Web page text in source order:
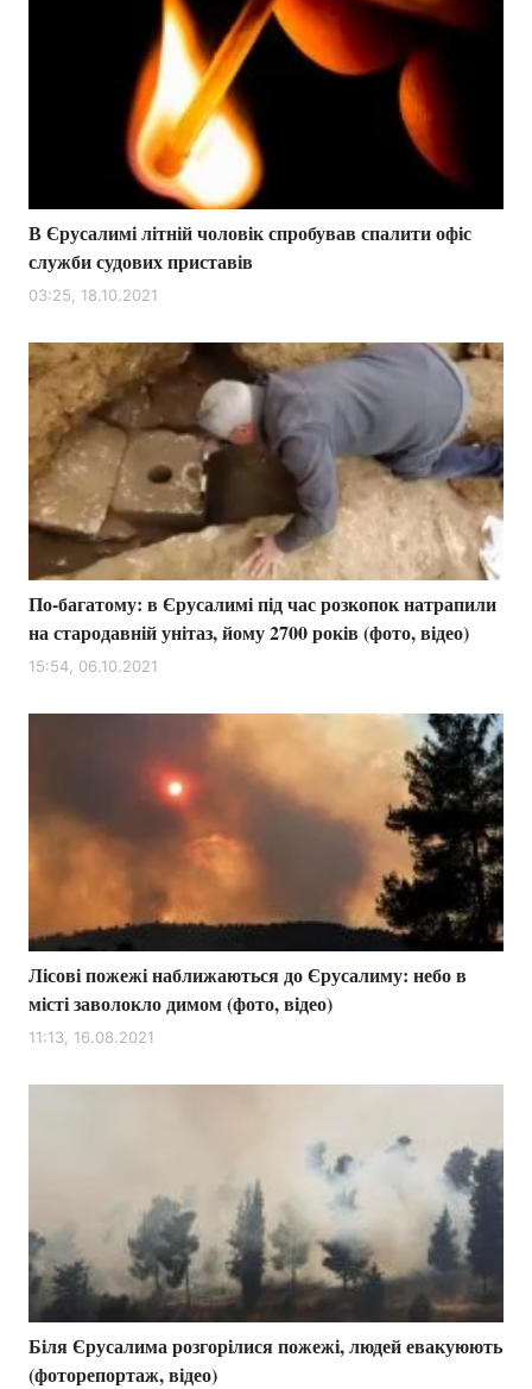
В Єрусалимі літній чоловік спробував спалити офіс
служби судових приставів
03:25, 18.10.2021
По-багатому: в Єрусалимі під час розкопок натрапили
на стародавній унітаз, йому 2700 років (фото, відео)
15:54, 06.10.2021
Лісові пожежі наближаються до Єрусалиму: небо в
місті заволокло димом (фото, відео)
11:13, 16.08.2021
Біля Єрусалима розгорілися пожежі, людей евакуюють
(фоторепортаж, відео)